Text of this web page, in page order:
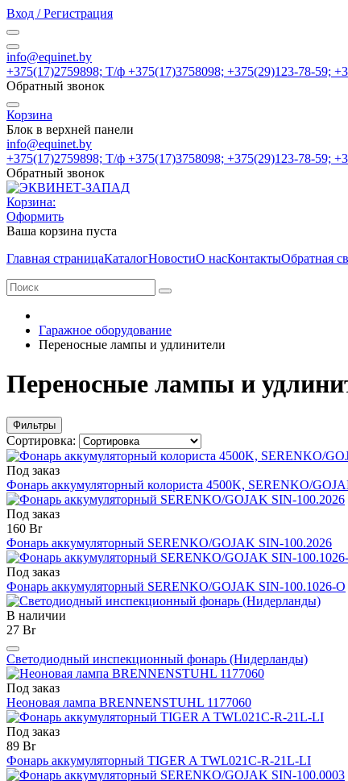
Вход / Регистрация
info@equinet.by
+375(17)2759898; Т/ф +375(17)3758098; +375(29)123-78-59;
Обратный звонок
Корзина
Блок в верхней панели
info@equinet.by
+375(17)2759898; Т/ф +375(17)3758098; +375(29)123-78-59;
Обратный звонок
Корзина:
Оформить
Ваша корзина пуста
Главная страницаКаталогНовостиО насКонтактыОбратная
Гаражное оборудование
Переносные лампы и удлинители
Переносные лампы и
Фильтры
Сортировка:
Под заказ
Фонарь аккумуляторный колориста 4500K, SERENKO/
Под заказ
160 Br
Фонарь аккумуляторный SERENKO/GOJAK SIN-100.2026
Под заказ
Фонарь аккумуляторный SERENKO/GOJAK SIN-100.1026-O
В наличии
27 Br
Светодиодный инспекционный фонарь (Нидерланды)
Под заказ
Неоновая лампа BRENNENSTUHL 1177060
Под заказ
89 Br
Фонарь аккумуляторный TIGER A TWL021C-R-21L-LI